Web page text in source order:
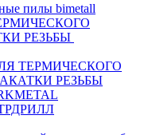
пилы bimetall
РЕЗЬБЫ
ТЕРМИЧЕСКОГО
РЕЗЬБЫ